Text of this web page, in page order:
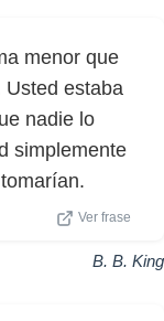
menor que
Usted estaba
nadie lo
simplemente
Ver frase
B. B. King